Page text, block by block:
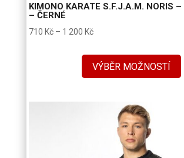
KIMONO KARATE S.F.J.A.M. NORIS
– ČERNÉ
710 Kč – 1 200 KčRozpětí
710 Kč
až
VÝBĚR MOŽNOSTÍ